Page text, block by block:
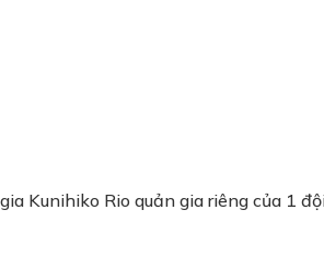
Kunihiko Rio quản gia riêng của 1